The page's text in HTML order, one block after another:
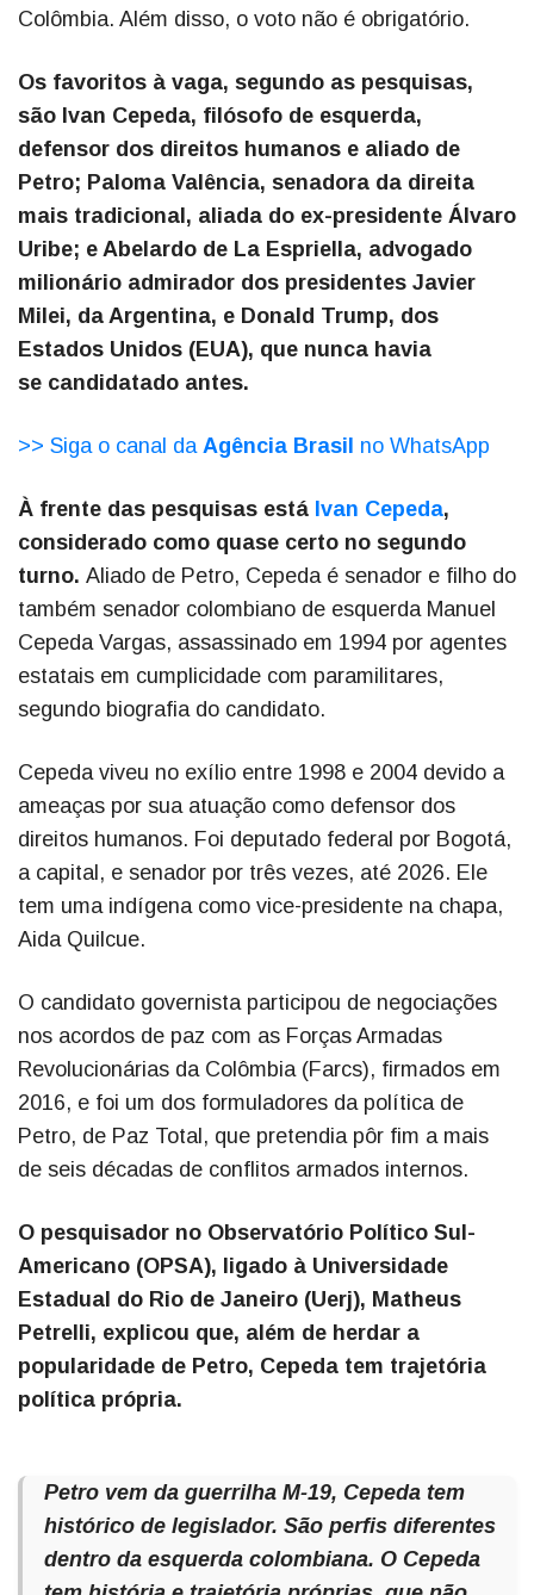
Colômbia. Além disso, o voto não é obrigatório.
Os favoritos à vaga, segundo as pesquisas,
são Ivan Cepeda, filósofo de esquerda,
defensor dos direitos humanos e aliado de
Petro; Paloma Valência, senadora da direita
mais tradicional, aliada do ex-presidente Álvaro
Uribe; e Abelardo de La Espriella, advogado
milionário admirador dos presidentes Javier
Milei, da Argentina, e Donald Trump, dos
Estados Unidos (EUA), que nunca havia
se candidatado antes.
>> Siga o canal da Agência Brasil no WhatsApp
À frente das pesquisas está Ivan Cepeda,
considerado como quase certo no segundo
turno. Aliado de Petro, Cepeda é senador e filho do
também senador colombiano de esquerda Manuel
Cepeda Vargas, assassinado em 1994 por agentes
estatais em cumplicidade com paramilitares,
segundo biografia do candidato.
Cepeda viveu no exílio entre 1998 e 2004 devido a
ameaças por sua atuação como defensor dos
direitos humanos. Foi deputado federal por Bogotá,
a capital, e senador por três vezes, até 2026. Ele
tem uma indígena como vice-presidente na chapa,
Aida Quilcue.
O candidato governista participou de negociações
nos acordos de paz com as Forças Armadas
Revolucionárias da Colômbia (Farcs), firmados em
2016, e foi um dos formuladores da política de
Petro, de Paz Total, que pretendia pôr fim a mais
de seis décadas de conflitos armados internos.
O pesquisador no Observatório Político Sul-
Americano (OPSA), ligado à Universidade
Estadual do Rio de Janeiro (Uerj), Matheus
Petrelli, explicou que, além de herdar a
popularidade de Petro, Cepeda tem trajetória
política própria.
Petro vem da guerrilha M-19, Cepeda tem
histórico de legislador. São perfis diferentes
dentro da esquerda colombiana. O Cepeda